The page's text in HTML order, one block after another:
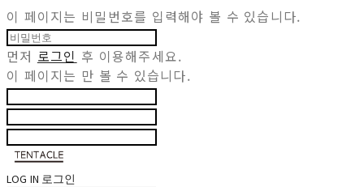
이 페이지는 비밀번호를 입력해야 볼 수 있습니다.
먼저 로그인 후 이용해주세요.
이 페이지는 만 볼 수 있습니다.
LOG IN 로그인